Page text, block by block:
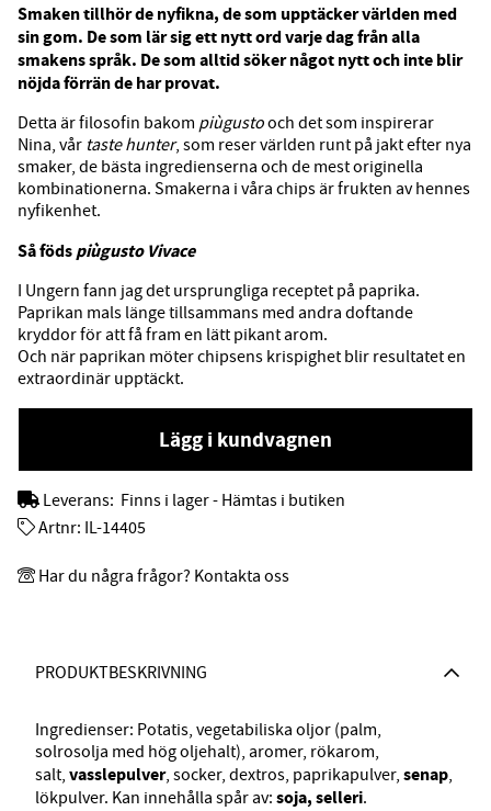
PRODUKTBESKRIVNING
Ingredienser: Potatis, vegetabiliska oljor (palm,
solrosolja med hög oljehalt), aromer, rökarom,
salt, vasslepulver, socker, dextros, paprikapulver, senap,
lökpulver. Kan innehålla spår av: soja, selleri.
Smaken tillhör de nyfikna, de som upptäcker världen med
sin gom. De som lär sig ett nytt ord varje dag från alla
smakens språk. De som alltid söker något nytt och inte blir
nöjda förrän de har provat.
Detta är filosofin bakom piùgustooch det som inspirerar
Nina, vår taste hunter, som reser världen runt på jakt efter nya
smaker, de bästa ingredienserna och de mest originella
kombinationerna. Smakerna i våra chips är frukten av hennes
nyfikenhet.
Så födspiùgusto Vivace
I Ungern fann jag det ursprungliga receptet på paprika.
Paprikan mals länge tillsammans med andra doftande
kryddor för att få fram en lätt pikant arom.
Och när paprikan möter chipsens krispighet blir resultatet en
extraordinär upptäckt.
Lägg i kundvagnen
Leverans: Finns i lager - Hämtas i butiken
Artnr: IL-14405
Har du några frågor? Kontakta oss